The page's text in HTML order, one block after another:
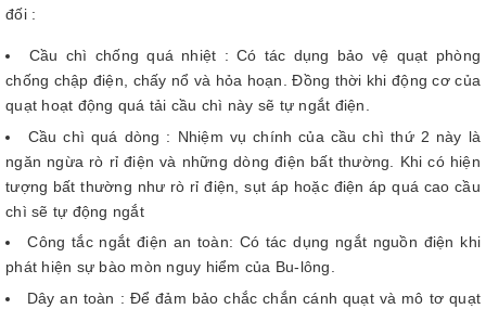
đối :
Cầu chì chống quá nhiệt : Có tác dụng bảo vệ quạt phòng
chống chập điện, chấy nổ và hỏa hoạn. Đồng thời khi động cơ của
quạt hoạt động quá tải cầu chì này sẽ tự ngắt điện.
Cầu chì quá dòng : Nhiệm vụ chính của cầu chì thứ 2 này là
ngăn ngừa rò rỉ điện và những dòng điện bất thường. Khi có hiện
tượng bất thường như rò rỉ điện, sụt áp hoặc điện áp quá cao cầu
chì sẽ tự động ngắt
Công tắc ngắt điện an toàn: Có tác dụng ngắt nguồn điện khi
phát hiện sự bào mòn nguy hiểm của Bu-lông.
Dây an toàn : Để đảm bảo chắc chắn cánh quạt và mô tơ quạt